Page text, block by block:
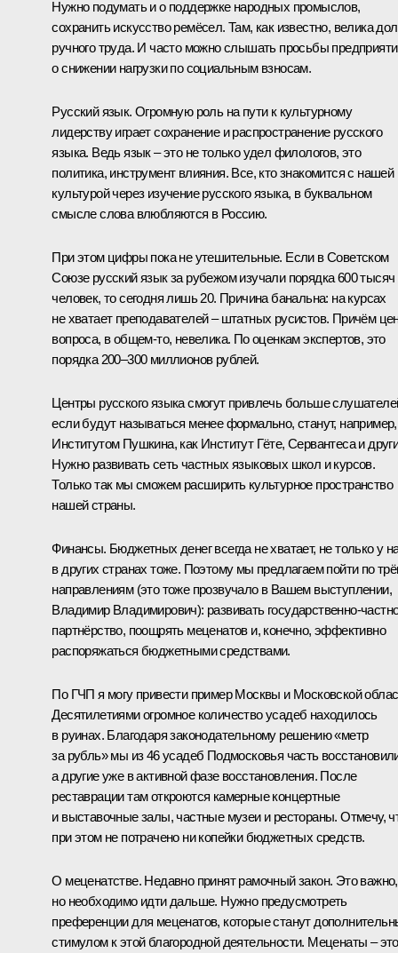
Нужно подумать и о поддержке народных промыслов,
сохранить искусство ремёсел. Там, как известно, велика
ручного труда. И часто можно слышать просьбы
о снижении нагрузки по социальным взносам.
Русский язык. Огромную роль на пути к культурному
лидерству играет сохранение и распространение русского
языка. Ведь язык – это не только удел филологов, это
политика, инструмент влияния. Все, кто знакомится с нашей
культурой через изучение русского языка, в буквальном
смысле слова влюбляются в Россию.
При этом цифры пока не утешительные. Если в Советском
Союзе русский язык за рубежом изучали порядка 600 тысяч
человек, то сегодня лишь 20. Причина банальна: на курсах
не хватает преподавателей – штатных русистов. Причём
вопроса, в общем‑то, невелика. По оценкам экспертов, это
порядка 200–300 миллионов рублей.
Центры русского языка смогут привлечь больше
если будут называться менее формально, станут, например,
Институтом Пушкина, как Институт Гёте, Сервантеса и
Нужно развивать сеть частных языковых школ и курсов.
Только так мы сможем расширить культурное пространство
нашей страны.
Финансы. Бюджетных денег всегда не хватает, не только у
в других странах тоже. Поэтому мы предлагаем пойти по
направлениям (это тоже прозвучало в Вашем выступлении,
Владимир Владимирович): развивать государственно-
партнёрство, поощрять меценатов и, конечно, эффективно
распоряжаться бюджетными средствами.
По ГЧП я могу привести пример Москвы и Московской
Десятилетиями огромное количество усадеб находилось
в руинах. Благодаря законодательному решению «метр
за рубль» мы из 46 усадеб Подмосковья часть
а другие уже в активной фазе восстановления. После
реставрации там откроются камерные концертные
и выставочные залы, частные музеи и рестораны. Отмечу,
при этом не потрачено ни копейки бюджетных средств.
О меценатстве. Недавно принят рамочный закон. Это важно,
но необходимо идти дальше. Нужно предусмотреть
преференции для меценатов, которые станут
стимулом к этой благородной деятельности. Меценаты – это